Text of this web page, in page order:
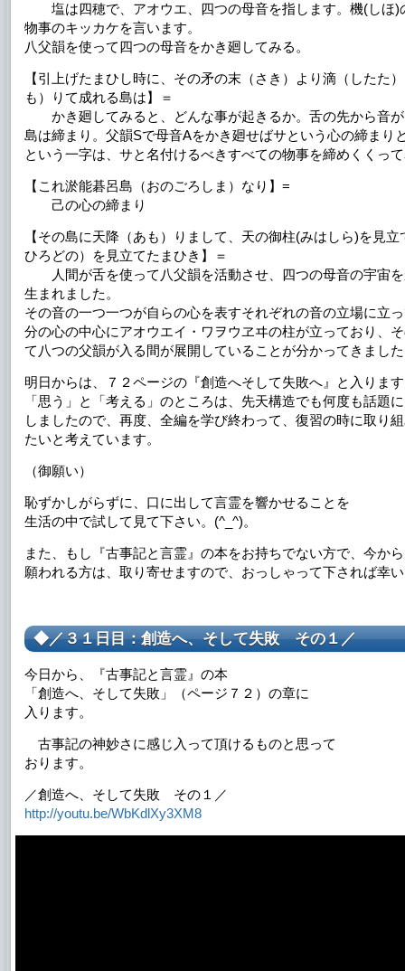
塩は四穂で、アオウエ、四つの母音を指します。機(しほ)
物事のキッカケを言います。
八父韻を使って四つの母音をかき廻してみる。
【引上げたまひし時に、その矛の末（さき）より滴（したた
も）りて成れる島は】＝
かき廻してみると、どんな事が起きるか。舌の先から音が
島は締まり。父韻Sで母音Aをかき廻せばサという心の締まり
という一字は、サと名付けるべきすべての物事を締めくくっ
【これ淤能碁呂島（おのごろしま）なり】=
己の心の締まり
【その島に天降（あも）りまして、天の御柱(みはしら)を見
ひろどの）を見立てたまひき】＝
人間が舌を使って八父韻を活動させ、四つの母音の宇宙を
生まれました。
その音の一つ一つが自らの心を表すそれぞれの音の立場に立
分の心の中心にアオウエイ・ワヲウヱヰの柱が立っており、
て八つの父韻が入る間が展開していることが分かってきまし
明日からは、７２ページの『創造へそして失敗へ』と入りま
「思う」と「考える」のところは、先天構造でも何度も話題に
しましたので、再度、全編を学び終わって、復習の時に取り
たいと考えています。
（御願い）
恥ずかしがらずに、口に出して言霊を響かせることを
生活の中で試して見て下さい。(^_^)。
また、もし『古事記と言霊』の本をお持ちでない方で、今か
願われる方は、取り寄せますので、おっしゃって下されば幸
◆／３１日目：創造へ、そして失敗 その１／
今日から、『古事記と言霊』の本
「創造へ、そして失敗」（ページ７２）の章に
入ります。
古事記の神妙さに感じ入って頂けるものと思って
おります。
／創造へ、そして失敗 その１／
http://youtu.be/WbKdlXy3XM8